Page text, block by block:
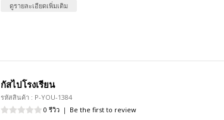
ดูรายละเอียดเพิ่มเติม
กัสไปโรงเรียน
รหัสสินค้า : P-YOU-1384
0 รีวิว | Be the first to review